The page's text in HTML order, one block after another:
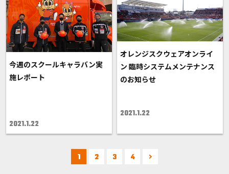
今週のスクールキャラバン実
施レポート
2021.1.22
オレンジスクウェアオンライ
ン 臨時システムメンテナンス
のお知らせ
2021.1.22
1 2 3 4